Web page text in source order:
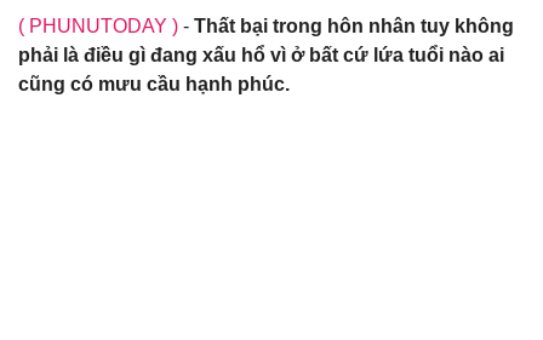
( PHUNUTODAY ) - Thất bại trong hôn nhân tuy không
phải là điều gì đang xấu hổ vì ở bất cứ lứa tuổi nào ai
cũng có mưu cầu hạnh phúc.